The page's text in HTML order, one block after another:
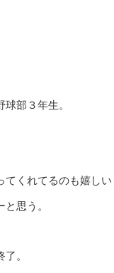
部３年生。
くれてるのも嬉しい
思う。
。